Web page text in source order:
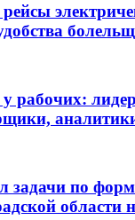
рабочих:
задачи по
области